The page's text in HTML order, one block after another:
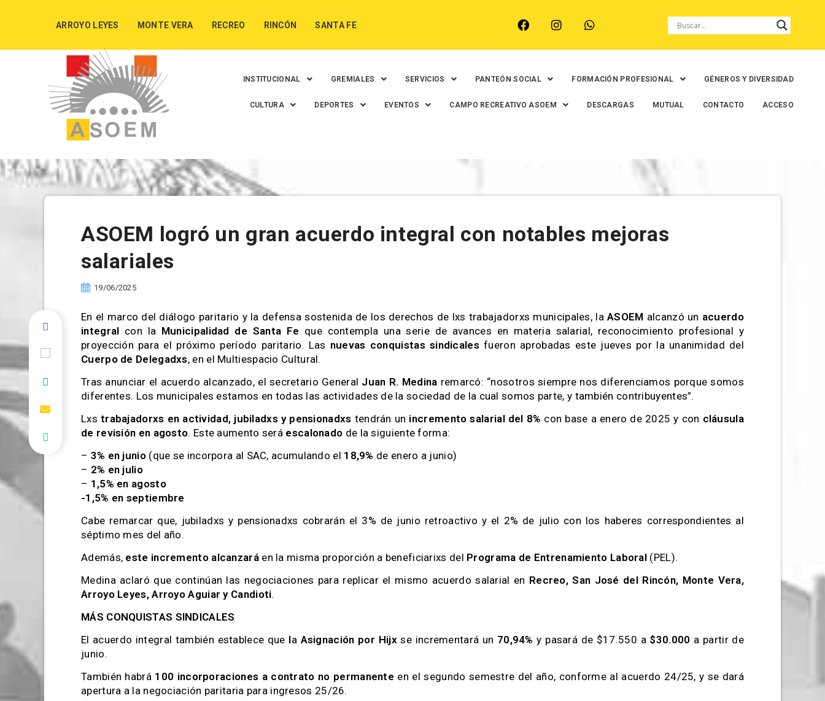
ARROYO LEYES MONTE VERA RECREO RINCÓN SANTA FE
INSTITUCIONAL GREMIALES SERVICIOS PANTEÓN SOCIAL FORMACIÓN PROFESIONAL GÉNEROS Y DIVERSIDAD
CULTURA DEPORTES EVENTOS CAMPO RECREATIVO ASOEM DESCARGAS MUTUAL CONTACTO ACCESO
ASOEM logró un gran acuerdo integral con notables mejoras
salariales
19/06/2025
En el marco del diálogo paritario y la defensa sostenida de los derechos de lxs trabajadorxs municipales, laASOEM alcanzó un acuerdo
integral con la Municipalidad de Santa Fe que contempla una serie de avances en materia salarial, reconocimiento profesional y
proyección para el próximo período paritario. Las nuevas conquistas sindicalesfueron aprobadas este jueves por la unanimidad del
Cuerpo de Delegadxs, en el Multiespacio Cultural.
Tras anunciar el acuerdo alcanzado, el secretario General Juan R. Medina remarcó: “nosotros siempre nos diferenciamos porque somos
diferentes. Los municipales estamos en todas las actividades de la sociedad de la cual somos parte, y también contribuyentes”.
Lxs trabajadorxs en actividad, jubiladxs y pensionadxs tendrán un incremento salarial del 8% con base a enero de 2025 y con cláusula
de revisión en agosto. Este aumento será escalonado de la siguiente forma:
– 3% en junio(que se incorpora al SAC, acumulando el 18,9% de enero a junio)
– 2% en julio
– 1,5% en agosto
-1,5% en septiembre
Cabe remarcar que, jubiladxs y pensionadxs cobrarán el 3% de junio retroactivo y el 2% de julio con los haberes correspondientes al
séptimo mes del año.
Además, este incremento alcanzaráen la misma proporción a beneficiarixs del Programa de Entrenamiento Laboral (PEL).
Medina aclaró que continúan las negociaciones para replicar el mismo acuerdo salarial en Recreo, San José del Rincón, Monte Vera,
Arroyo Leyes, Arroyo Aguiar y Candioti.
MÁS CONQUISTAS SINDICALES
El acuerdo integral también establece que laAsignación por Hijxse incrementará un 70,94% y pasará de $17.550 a $30.000 a partir de
junio.
También habrá 100 incorporaciones a contrato no permanente en el segundo semestre del año, conforme al acuerdo 24/25, y se dará
apertura a la negociación paritaria para ingresos 25/26.